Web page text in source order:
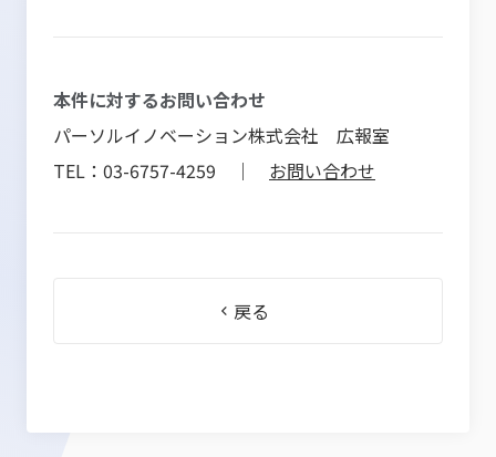
本件に対するお問い合わせ
パーソルイノベーション株式会社 広報室
TEL：03-6757-4259 ｜ お問い合わせ
戻る